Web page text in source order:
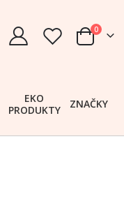
Cart
0
EKO
PRODUKTY
ZNAČKY